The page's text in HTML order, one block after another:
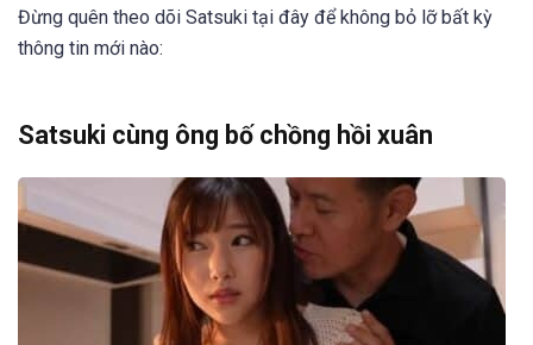
Đừng quên theo dõi Satsuki tại đây để không bỏ lỡ bất kỳ
thông tin mới nào:
Satsuki cùng ông bố chồng hồi xuân